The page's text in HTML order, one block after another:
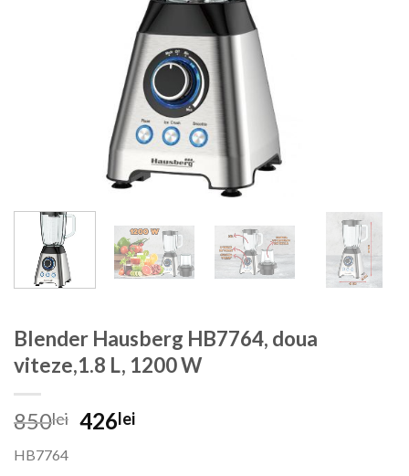
Blender Hausberg HB7764, doua
viteze,1.8 L, 1200 W
850lei Prețul
426leiPrețul
HB7764